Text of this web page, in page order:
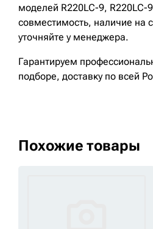
моделей R220LC-9, R220LC-
совместимость, наличие на
уточняйте у менеджера.
Гарантируем
подборе, доставку по всей
Похожие товары